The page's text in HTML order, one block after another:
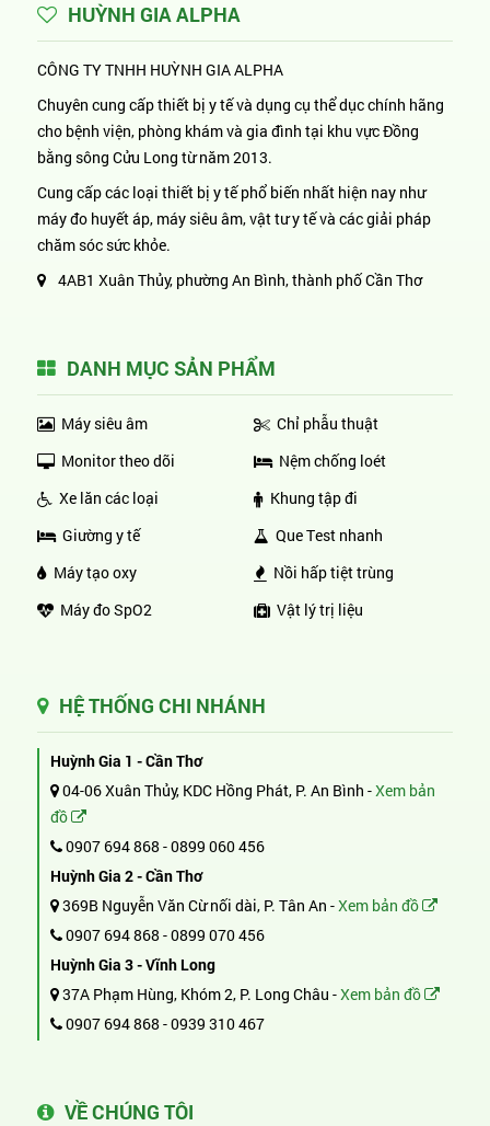
HUỲNH GIA ALPHA
CÔNG TY TNHH HUỲNH GIA ALPHA
Chuyên cung cấp thiết bị y tế và dụng cụ thể dục chính hãng
cho bệnh viện, phòng khám và gia đình tại khu vực Đồng
bằng sông Cửu Long từ năm 2013.
Cung cấp các loại thiết bị y tế phổ biến nhất hiện nay như
máy đo huyết áp, máy siêu âm, vật tư y tế và các giải pháp
chăm sóc sức khỏe.
4AB1 Xuân Thủy, phường An Bình, thành phố Cần Thơ
DANH MỤC SẢN PHẨM
Máy siêu âm
Monitor theo dõi
Xe lăn các loại
Giường y tế
Máy tạo oxy
Máy đo SpO2
Chỉ phẫu thuật
Nệm chống loét
Khung tập đi
Que Test nhanh
Nồi hấp tiệt trùng
Vật lý trị liệu
HỆ THỐNG CHI NHÁNH
Huỳnh Gia 1 - Cần Thơ
04-06 Xuân Thủy, KDC Hồng Phát, P. An Bình -Xem bản
đồ
0907 694 868 -0899 060 456
Huỳnh Gia 2 - Cần Thơ
369B Nguyễn Văn Cừ nối dài, P. Tân An -Xem bản đồ
0907 694 868 -0899 070 456
Huỳnh Gia 3 - Vĩnh Long
37A Phạm Hùng, Khóm 2, P. Long Châu -Xem bản đồ
0907 694 868 -0939 310 467
VỀ CHÚNG TÔI